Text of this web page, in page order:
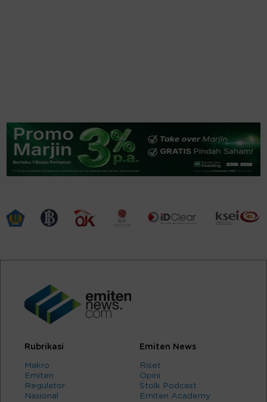
Rubrikasi
Makro
Emiten
Regulator
Nasional
Emiten News
Riset
Opini
Stolk Podcast
Emiten Academy